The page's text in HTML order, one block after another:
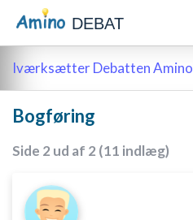
DEBAT
Iværksætter Debatten Amino
Bogføring
Side 2 ud af 2 (11 indlæg)